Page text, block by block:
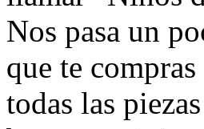
Nos pasa un
que te
todas las